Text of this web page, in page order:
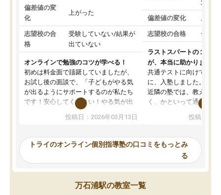
偏差値の変
化
上がった
志望校の合
格
受験していない/結果が
出ていない
オンラインで勉強のコツが学べる！
初めは料金面で躊躇していましたが、
お試し後の面談で、「子どもがやる気
が出るようにサポートするのが私たち
です！安心してください！やる気が出
ないのは私たち講師の責任です」と言
ってくださり、確かに！と考えて、思
ったんですが、学生の先生から学ぶこ
み、徐々に成績が上がったらいいなと
思っていました。何が今足りないのか
を的確に指導いただき、子どももびっ
くりするほど楽しんでやる気を持って
投稿日：2026年03月13日
対策
偏差値の変化 上が
志望校の合格 合格
ラストスパートの１か月
が、本当に助かりました
共通テストに向けての追
に、入塾しました。田舎
近隣の塾では、教えても
く、かといって通うには
可能なので本当に助か
らないところをピンポイ
頂いて、とてもわかり
していました。一生を
スト、多少お金がかかっ
投稿日：
トライのオンライン個別指導塾の口コミをもっとみ
る
万石浦駅の教室一覧